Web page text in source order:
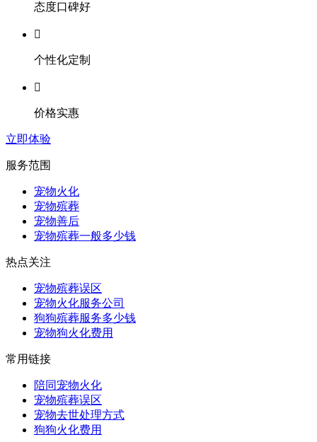
态度口碑好

个性化定制

价格实惠
立即体验
服务范围
宠物火化
宠物殡葬
宠物善后
宠物殡葬一般多少钱
热点关注
宠物殡葬误区
宠物火化服务公司
狗狗殡葬服务多少钱
宠物狗火化费用
常用链接
陪同宠物火化
宠物殡葬误区
宠物去世处理方式
狗狗火化费用